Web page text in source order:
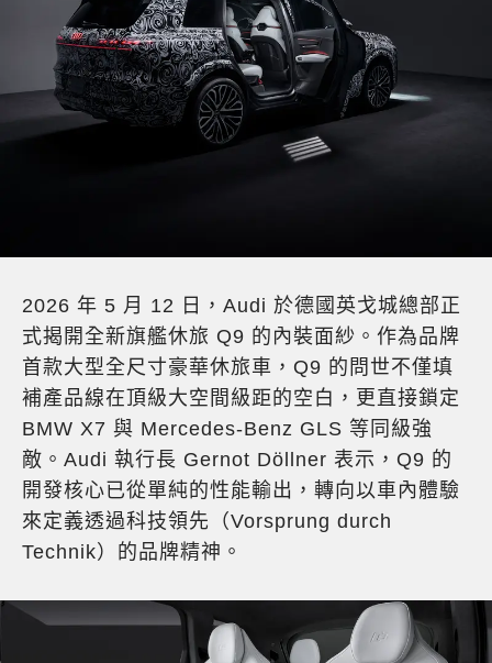
2026 年 5 月 12 日，Audi 於德國英戈城總部正
式揭開全新旗艦休旅 Q9 的內裝面紗。作為品牌
首款大型全尺寸豪華休旅車，Q9 的問世不僅填
補產品線在頂級大空間級距的空白，更直接鎖定
BMW X7 與 Mercedes-Benz GLS 等同級強
敵。Audi 執行長 Gernot Döllner 表示，Q9 的
開發核心已從單純的性能輸出，轉向以車內體驗
來定義透過科技領先（Vorsprung durch
Technik）的品牌精神。